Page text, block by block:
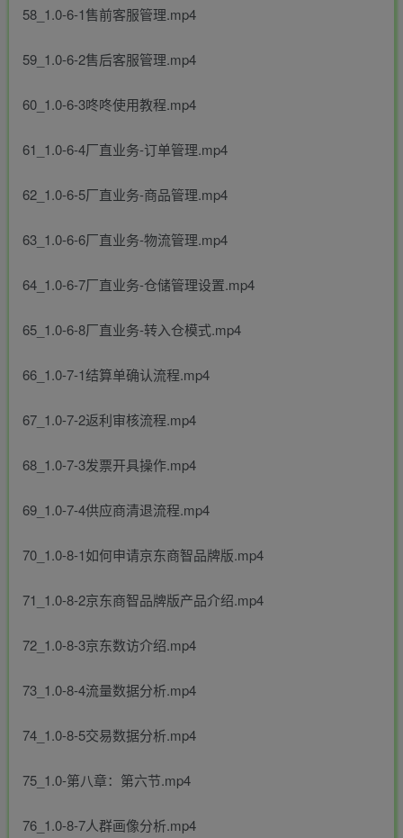
58_1.0-6-1售前客服管理.mp4
59_1.0-6-2售后客服管理.mp4
60_1.0-6-3咚咚使用教程.mp4
61_1.0-6-4厂直业务-订单管理.mp4
62_1.0-6-5厂直业务-商品管理.mp4
63_1.0-6-6厂直业务-物流管理.mp4
64_1.0-6-7厂直业务-仓储管理设置.mp4
65_1.0-6-8厂直业务-转入仓模式.mp4
66_1.0-7-1结算单确认流程.mp4
67_1.0-7-2返利审核流程.mp4
68_1.0-7-3发票开具操作.mp4
69_1.0-7-4供应商清退流程.mp4
70_1.0-8-1如何申请京东商智品牌版.mp4
71_1.0-8-2京东商智品牌版产品介绍.mp4
72_1.0-8-3京东数访介绍.mp4
73_1.0-8-4流量数据分析.mp4
74_1.0-8-5交易数据分析.mp4
75_1.0-第八章：第六节.mp4
76_1.0-8-7人群画像分析.mp4